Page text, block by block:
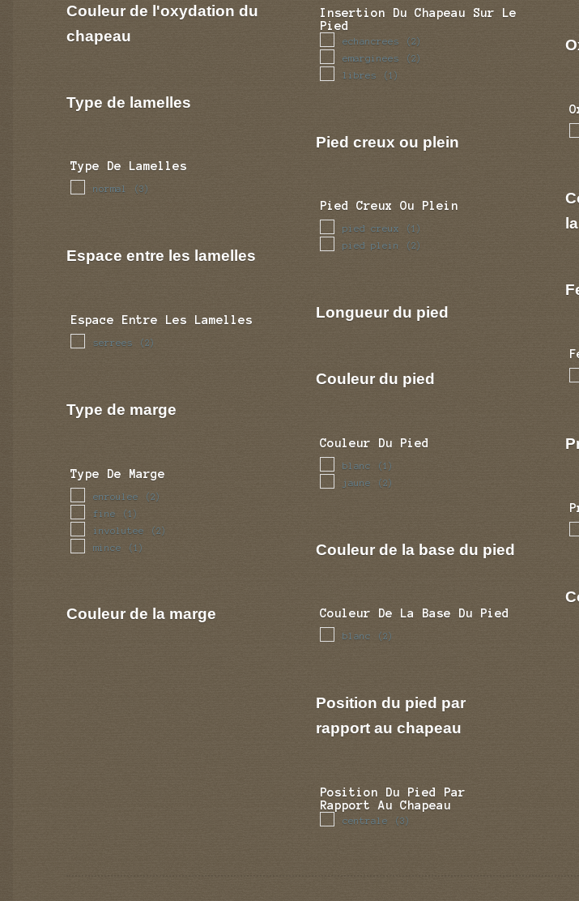
Couleur de l'oxydation du
chapeau
Type de lamelles
Type De Lamelles
normal (3)
Espace entre les lamelles
Espace Entre Les Lamelles
serrees (2)
Type de marge
Type De Marge
enroulee (2)
fine (1)
involutee (2)
mince (1)
Couleur de la marge
Insertion Du Chapeau Sur Le
Pied
echancrees (2)
emarginees (2)
libres (1)
Pied creux ou plein
Pied Creux Ou Plein
pied creux (1)
pied plein (2)
Longueur du pied
Couleur du pied
Couleur Du Pied
blanc (1)
jaune (2)
Couleur de la base du pied
Couleur De La Base Du Pied
blanc (2)
Position du pied par
rapport au chapeau
Position Du Pied Par
Rapport Au Chapeau
centrale (3)